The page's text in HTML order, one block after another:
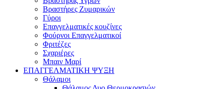
Βραστήρες Ζυμαρικών
Γύροι
Επαγγελματικές κουζίνες
Φούρνοι Επαγγελματικοί
Φριτέζες
Σχαριέρες
Μπαιν Μαρί
ΕΠΑΓΓΕΛΜΑΤΙΚΗ ΨΥΞΗ
Θάλαμοι